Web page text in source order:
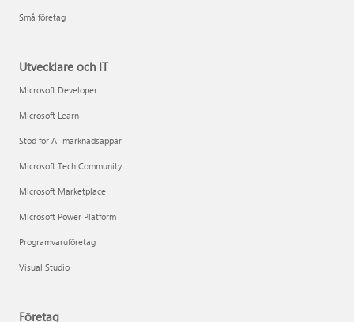
Små företag
Utvecklare och IT
Microsoft Developer
Microsoft Learn
Stöd för AI-marknadsappar
Microsoft Tech Community
Microsoft Marketplace
Microsoft Power Platform
Programvaruföretag
Visual Studio
Företag